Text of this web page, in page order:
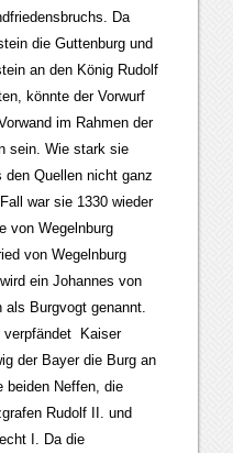
Da
die Guttenburg und
an den König Rudolf
könnte der Vorwurf
im Rahmen der
sein. Wie stark sie
Quellen nicht ganz
war sie 1330 wieder
von Wegelnburg
von Wegelnburg
ein Johannes von
als Burgvogt genannt.
verpfändet Kaiser
der Bayer die Burg an
beiden Neffen, die
Rudolf II. und
I. Da die